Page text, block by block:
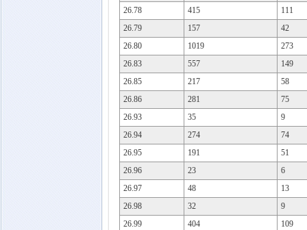
26.78
415
111
26.79
157
42
26.80
1019
273
26.83
557
149
26.85
217
58
26.86
281
75
26.93
35
9
26.94
274
74
26.95
191
51
26.96
23
6
26.97
48
13
26.98
32
9
26.99
404
109